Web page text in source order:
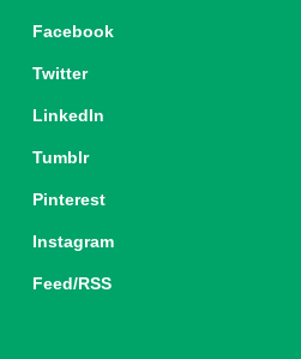
Facebook
Twitter
LinkedIn
Tumblr
Pinterest
Instagram
Feed/RSS